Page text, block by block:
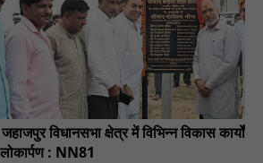
विधानसभा क्षेत्र में विभिन्न विकास कार्यों
: NN81